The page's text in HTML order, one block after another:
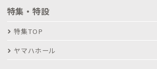
特集・特設
特集TOP
ヤマハホール